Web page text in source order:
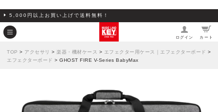
5,000円以上お買い上げで送料無料！
ログイン カート
TOP > アクセサリ > 楽器・機材ケース > エフェクター用ケース｜エフェクターボード >
エフェクターボード > GHOST FIRE V-Series BabyMax